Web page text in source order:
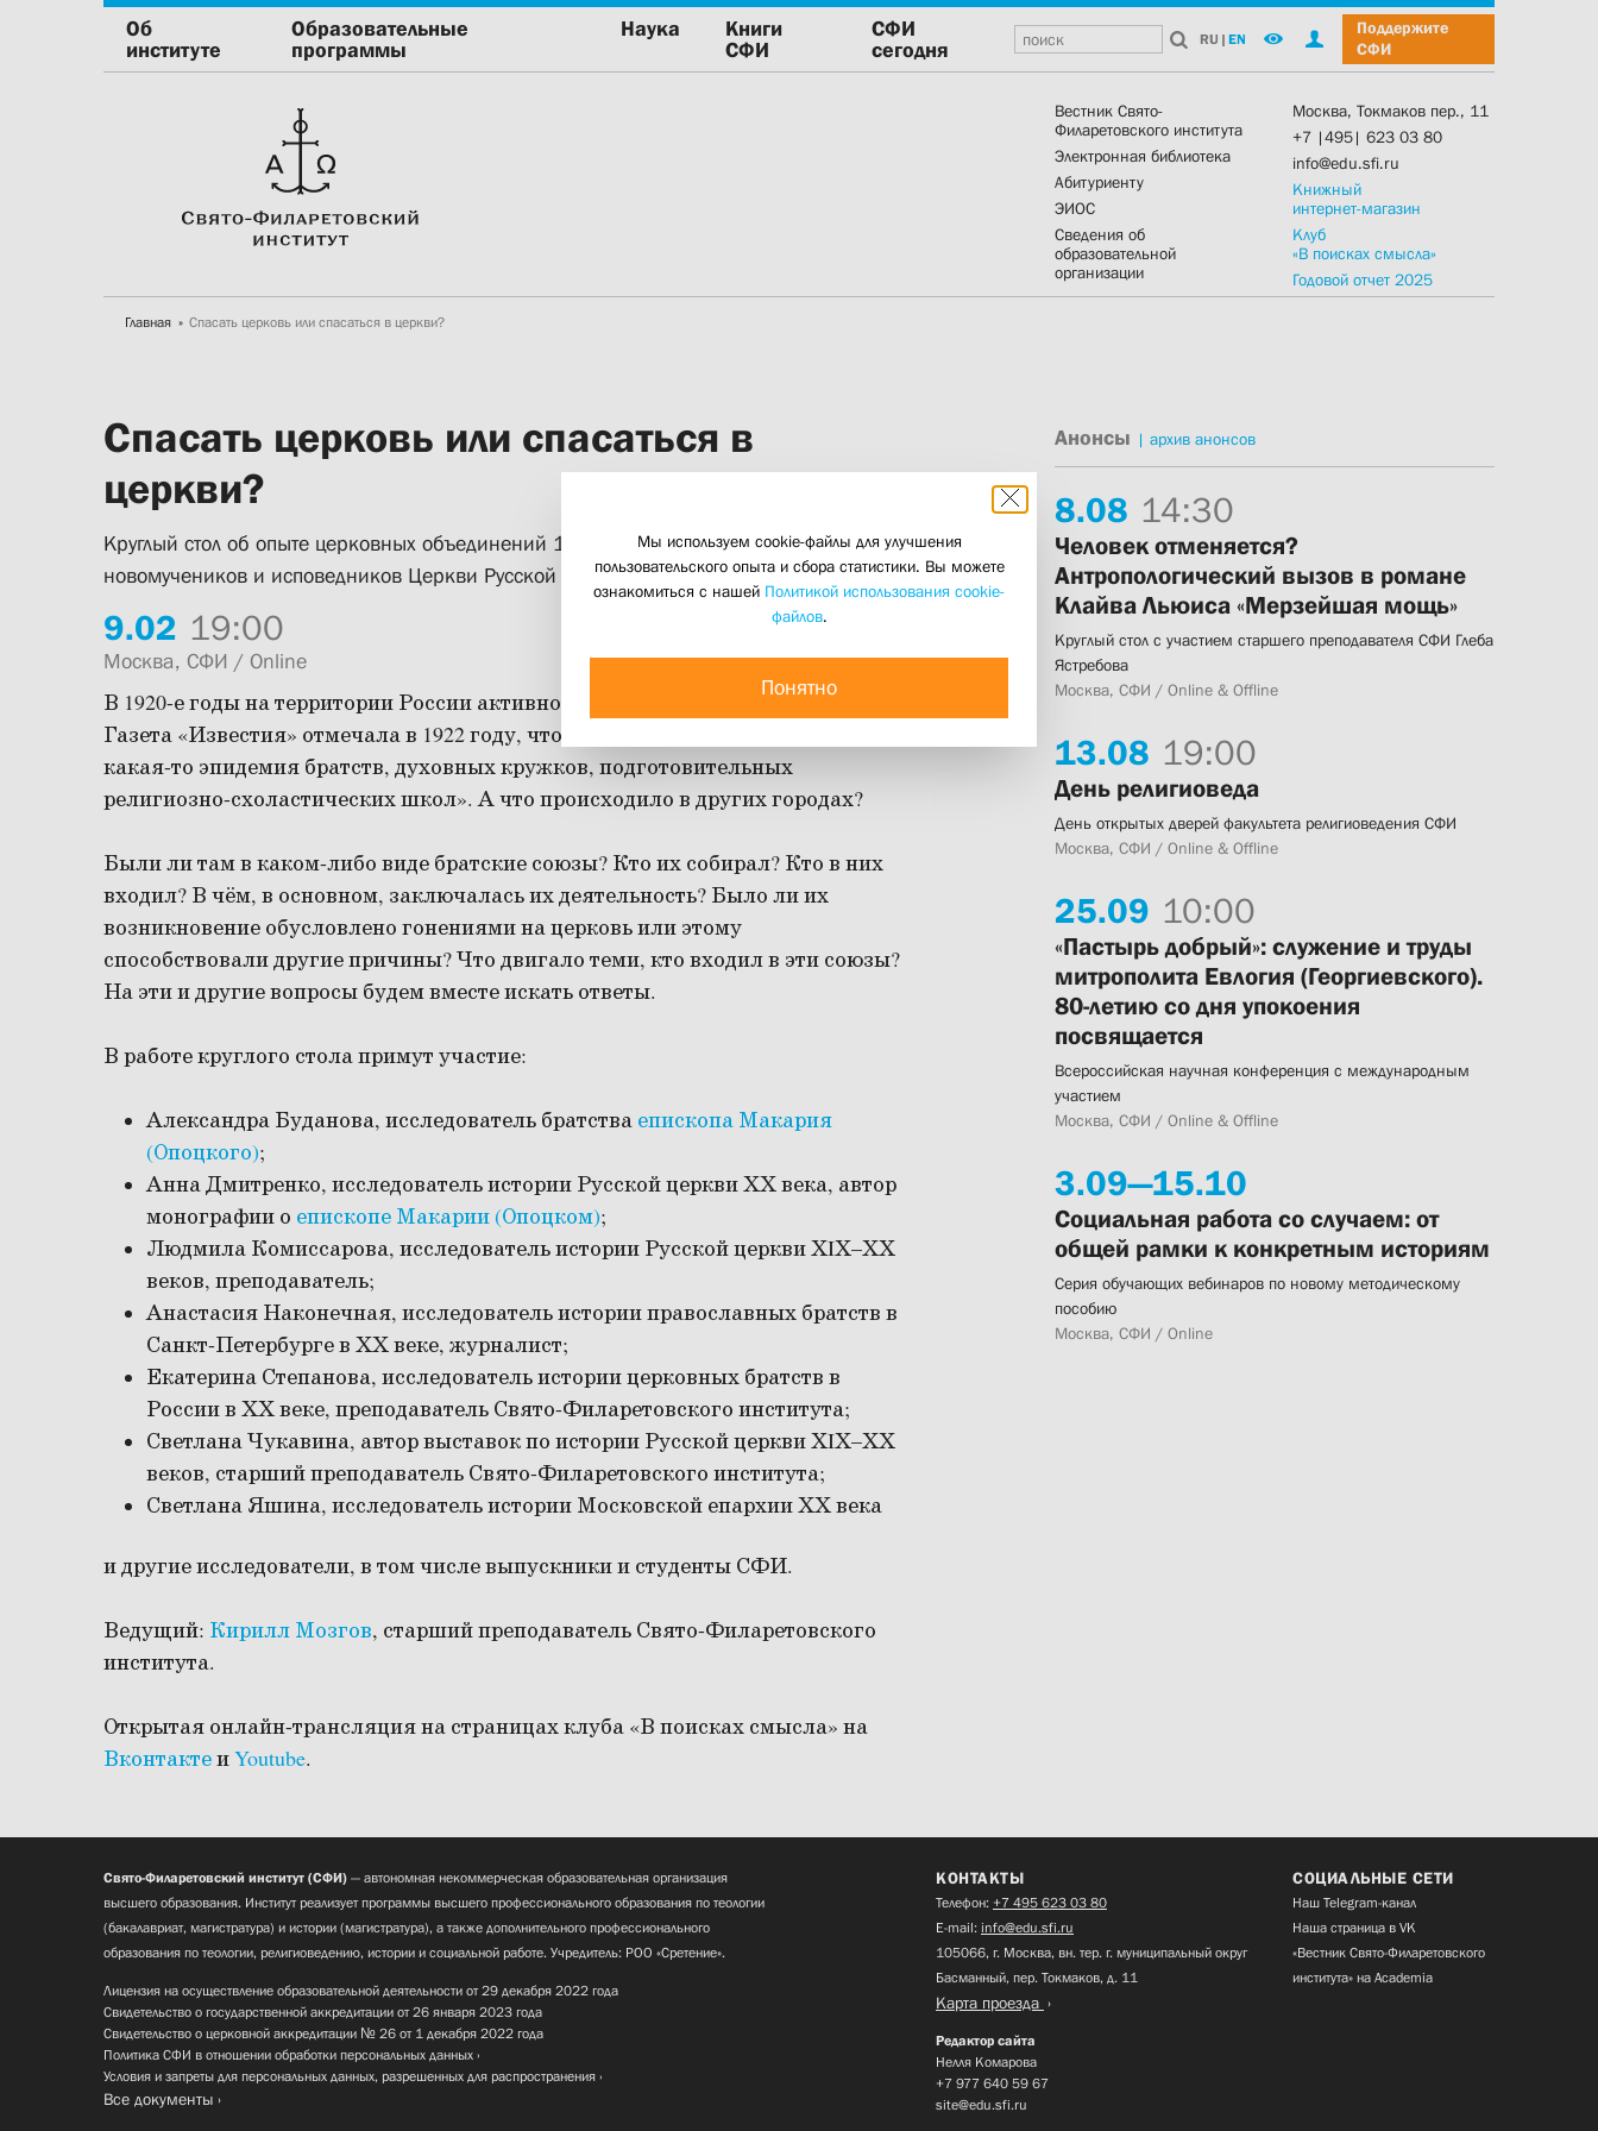
Об
институте
Образовательные
программы
Наука
Книги
СФИ
СФИ
сегодня
RU | EN
Поддержите
СФИ
Вестник Свято-
Филаретовского института
Электронная библиотека
Абитуриенту
ЭИОС
Сведения об
образовательной
организации
Москва, Токмаков пер., 11
+7 |495| 623 03 80
info@edu.sfi.ru
Книжный
интернет-магазин
Клуб
«В поисках смысла»
Годовой отчет 2025
Главная Спасать церковь или спасаться в церкви?
Спасать церковь или спасаться в
церкви?
Круглый стол об опыте церковных объединений 1920-х годов – ко дню собора
новомучеников и исповедников Церкви Русской
9.02 19:00
Москва, СФИ / Online
В 1920-е годы на территории России активно действовали десятки братств.
Газета «Известия» отмечала в 1922 году, что в Петрограде «свирепствует
какая-то эпидемия братств, духовных кружков, подготовительных
религиозно-схоластических школ». А что происходило в других городах?
Были ли там в каком-либо виде братские союзы? Кто их собирал? Кто в них
входил? В чём, в основном, заключалась их деятельность? Было ли их
возникновение обусловлено гонениями на церковь или этому
способствовали другие причины? Что двигало теми, кто входил в эти союзы?
На эти и другие вопросы будем вместе искать ответы.
В работе круглого стола примут участие:
Александра Буданова, исследователь братства епископа Макария
(Опоцкого);
Анна Дмитренко, исследователь истории Русской церкви ХХ века, автор
монографии о епископе Макарии (Опоцком);
Людмила Комиссарова, исследователь истории Русской церкви ХIХ–ХХ
веков, преподаватель;
Анастасия Наконечная, исследователь истории православных братств в
Санкт-Петербурге в ХХ веке, журналист;
Екатерина Степанова, исследователь истории церковных братств в
России в ХХ веке, преподаватель Свято-Филаретовского института;
Светлана Чукавина, автор выставок по истории Русской церкви ХIХ–ХХ
веков, старший преподаватель Свято-Филаретовского института;
Светлана Яшина, исследователь истории Московской епархии ХХ века
и другие исследователи, в том числе выпускники и студенты СФИ.
Ведущий: Кирилл Мозгов, старший преподаватель Свято-Филаретовского
института.
Открытая онлайн-трансляция на страницах клуба «В поисках смысла» на
ВконтактеиYoutube.
Анонсы | архив анонсов
8.08 14:30
Человек отменяется?
Антропологический вызов в романе
Клайва Льюиса «Мерзейшая мощь»
Круглый стол с участием старшего преподавателя СФИ Глеба
Ястребова
Москва, СФИ / Online & Offline
13.08 19:00
День религиоведа
День открытых дверей факультета религиоведения СФИ
Москва, СФИ / Online & Offline
25.09 10:00
«Пастырь добрый»: служение и труды
митрополита Евлогия (Георгиевского).
80-летию со дня упокоения
посвящается
Всероссийская научная конференция с международным
участием
Москва, СФИ / Online & Offline
3.09—15.10
Социальная работа со случаем: от
общей рамки к конкретным историям
Серия обучающих вебинаров по новому методическому
пособию
Москва, СФИ / Online
Мы используем cookie-файлы для улучшения
пользовательского опыта и сбора статистики. Вы можете
ознакомиться с нашей Политикой использования cookie-
файлов.
Понятно
Свято-Филаретовский институт (СФИ) — автономная некоммерческая образовательная организация
высшего образования. Институт реализует программы высшего профессионального образования по теологии
(бакалавриат, магистратура) и истории (магистратура), а также дополнительного профессионального
образования по теологии, религиоведению, истории и социальной работе. Учредитель: РОО «Сретение».
Лицензия на осуществление образовательной деятельности от 29 декабря 2022 года
Свидетельство о государственной аккредитации от 26 января 2023 года
Свидетельство о церковной аккредитации № 26 от 1 декабря 2022 года
Политика СФИ в отношении обработки персональных данных
Условия и запреты для персональных данных, разрешенных для распространения
Все документы
КОНТАКТЫ
Телефон: +7 495 623 03 80
E-mail: info@edu.sfi.ru
105066, г. Москва, вн. тер. г. муниципальный округ
Басманный, пер. Токмаков, д. 11
Карта проезда
Редактор сайта
Нелля Комарова
+7 977 640 59 67
site@edu.sfi.ru
СОЦИАЛЬНЫЕ СЕТИ
Наш Telegram-канал
Наша страница в VK
«Вестник Свято-Филаретовского
института» на Academia